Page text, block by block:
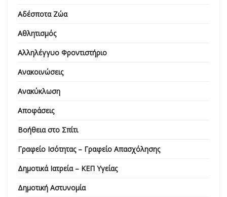
Αδέσποτα Ζώα
Αθλητισμός
Αλληλέγγυο Φροντιστήριο
Ανακοινώσεις
Ανακύκλωση
Αποφάσεις
Βοήθεια στο Σπίτι
Γραφείο Ισότητας – Γραφείο Απασχόλησης
Δημοτικά Ιατρεία – ΚΕΠ Υγείας
Δημοτική Αστυνομία